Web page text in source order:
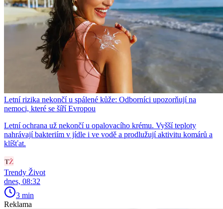
Letní rizika nekončí u spálené kůže: Odborníci upozorňují na
nemoci, které se šíří Evropou
Letní ochrana už nekončí u opalovacího krému. Vyšší teploty
nahrávají bakteriím v jídle i ve vodě a prodlužují aktivitu komárů a
klíšťat.
Trendy Život
dnes, 08:32
3 min
Reklama